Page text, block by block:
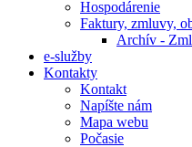
Hospodárenie
Faktury, zmluvy,
Archív -
e-služby
Kontakty
Kontakt
Napíšte nám
Mapa webu
Počasie